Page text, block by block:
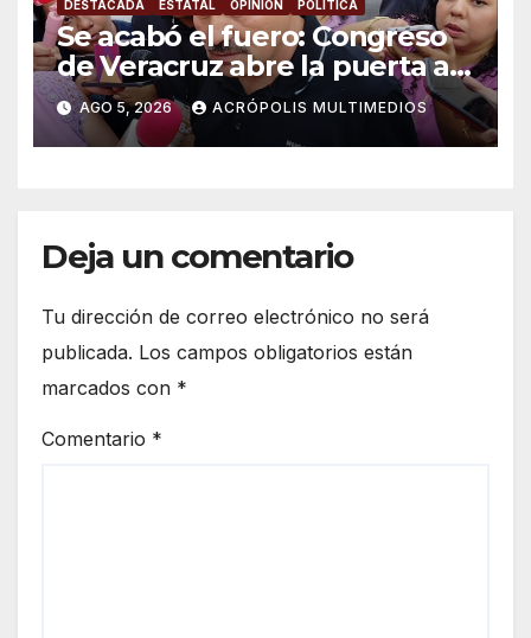
DESTACADA ESTATAL OPINIÓN POLÍTICA
Se acabó el fuero: Congreso
de Veracruz abre la puerta a
proceso penal contra alcalde
de Úrsulo Galván
AGO 5, 2026 ACRÓPOLIS MULTIMEDIOS
Deja un comentario
Tu dirección de correo electrónico no será
publicada. Los campos obligatorios están
marcados con *
Comentario *